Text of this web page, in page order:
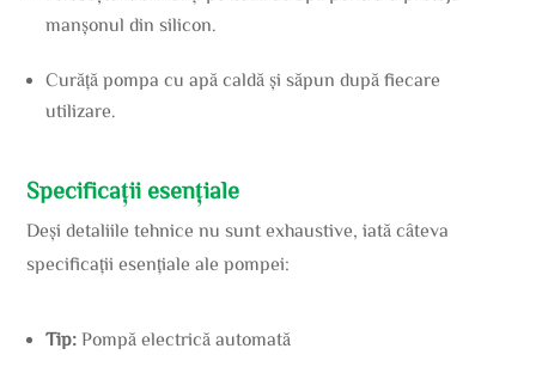
manșonul din silicon.
Curăță pompa cu apă caldă și săpun după fiecare
utilizare.
Specificații esențiale
Deși detaliile tehnice nu sunt exhaustive, iată câteva
specificații esențiale ale pompei:
Tip: Pompă electrică automată